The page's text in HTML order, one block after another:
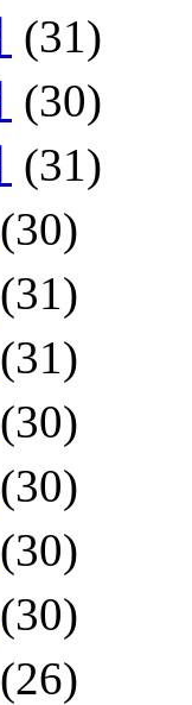
(31)
(30)
(31)
(30)
(31)
(31)
(30)
(30)
(30)
(30)
(26)